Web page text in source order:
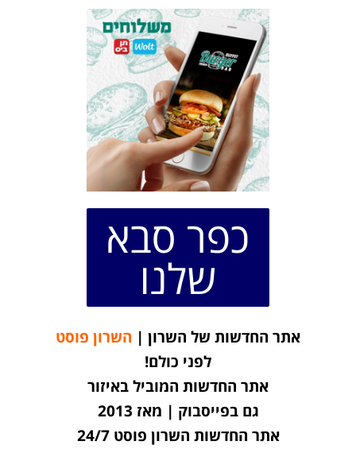
כפר סבא
שלנו
אתר החדשות של השרון | השרון פוסט
לפני כולם!
אתר החדשות המוביל באיזור
גם בפייסבוק | מאז 2013
אתר החדשות השרון פוסט 24/7